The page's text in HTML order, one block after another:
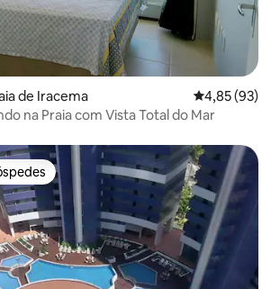
de Iracema 4,85 de uma
4,85 (93)
na Praia com Vista Total do Mar